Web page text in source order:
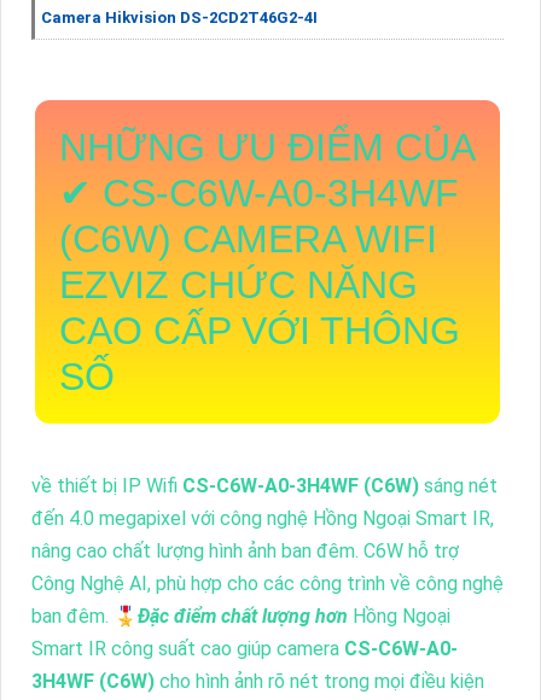
Camera Hikvision DS-2CD2T46G2-4I
NHỮNG ƯU ĐIỂM CỦA
✔ CS-C6W-A0-3H4WF
(C6W) CAMERA WIFI
EZVIZ CHỨC NĂNG
CAO CẤP VỚI THÔNG
SỐ
về thiết bị IP Wifi CS-C6W-A0-3H4WF (C6W) sáng nét
đến 4.0 megapixel với công nghệ Hồng Ngoại Smart IR,
nâng cao chất lượng hình ảnh ban đêm. C6W hỗ trợ
Công Nghệ AI, phù hợp cho các công trình về công nghệ
ban đêm. 🎖️ Đặc điểm chất lượng hơn Hồng Ngoại
Smart IR công suất cao giúp camera CS-C6W-A0-
3H4WF (C6W) cho hình ảnh rõ nét trong mọi điều kiện